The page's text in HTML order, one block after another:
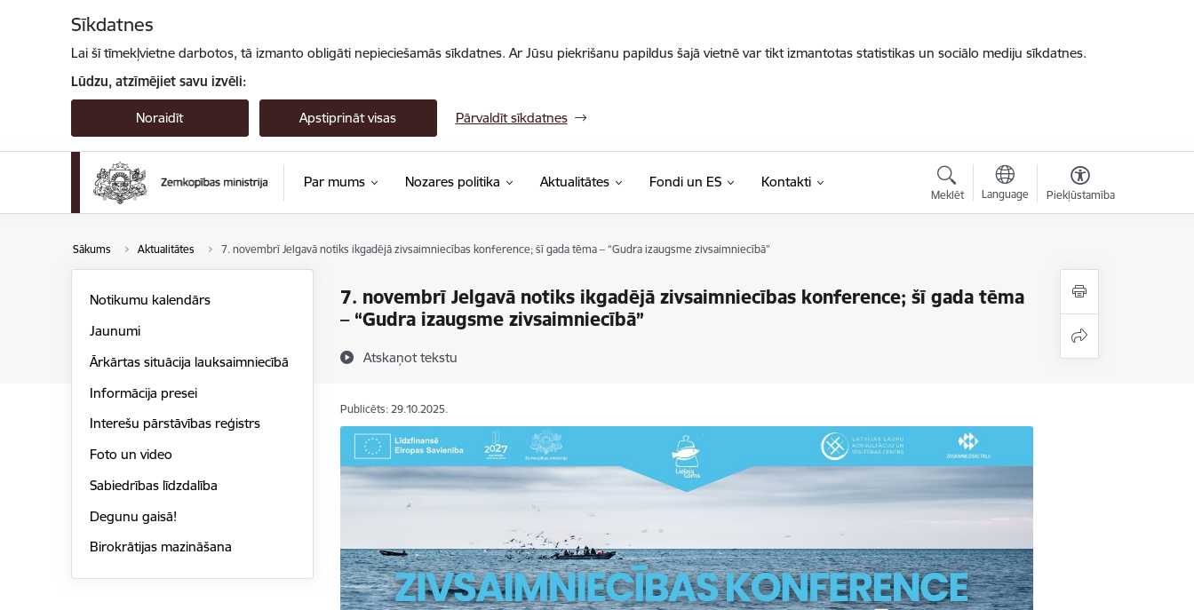
Sīkdatnes
Lai šī tīmekļvietne darbotos, tā izmanto obligāti nepieciešamās sīkdatnes. Ar Jūsu piekrišanu papildus šajā vietnē var tikt izmantotas statistikas un sociālo mediju sīkdatnes.
Lūdzu, atzīmējiet savu izvēli:
Noraidīt Apstiprināt visas Pārvaldīt sīkdatnes
Par mums Nozares politika Aktualitātes Fondi un ES Kontakti
Meklēt Language Piekļūstamība
Sākums Aktualitātes 7. novembrī Jelgavā notiks ikgadējā zivsaimniecības konference; šī gada tēma – “Gudra izaugsme zivsaimniecībā”
7. novembrī Jelgavā notiks ikgadējā zivsaimniecības konference; šī gada tēma
– “Gudra izaugsme zivsaimniecībā”
Atskaņot tekstu
Notikumu kalendārs
Jaunumi
Ārkārtas situācija lauksaimniecībā
Informācija presei
Interešu pārstāvības reģistrs
Foto un video
Sabiedrības līdzdalība
Degunu gaisā!
Birokrātijas mazināšana
Publicēts: 29.10.2025.